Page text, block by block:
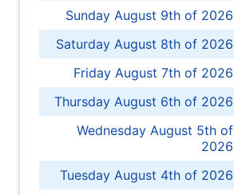
Sunday August 9th of 2026
Saturday August 8th of 2026
Friday August 7th of 2026
Thursday August 6th of 2026
Wednesday August 5th of
2026
Tuesday August 4th of 2026